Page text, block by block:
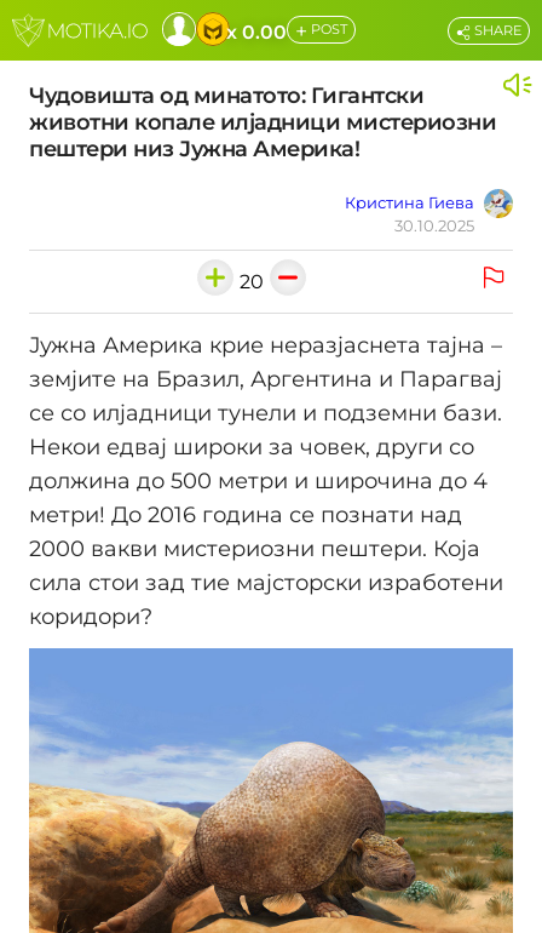
x 0.00 + POST
Чудовишта од минатото: Гигантски
животни копале илјадници мистериозни
пештери низ Јужна Америка!
Кристина Гиева
30.10.2025
SHARE
20
Јужна Америка крие неразјаснета тајна –
земјите на Бразил, Аргентина и Парагвај
се со илјадници тунели и подземни бази.
Некои едвај широки за човек, други со
должина до 500 метри и широчина до 4
метри! До 2016 година се познати над
2000 вакви мистериозни пештери. Која
сила стои зад тие мајсторски изработени
коридори?